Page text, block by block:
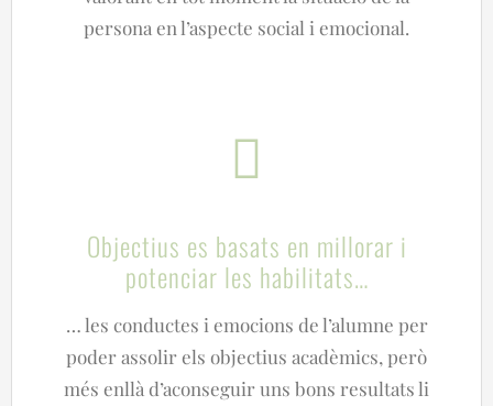
persona en l’aspecte social i emocional.
Objectius es basats en millorar i
potenciar les habilitats…
… les conductes i emocions de l’alumne per
poder assolir els objectius acadèmics, però
més enllà d’aconseguir uns bons resultats li